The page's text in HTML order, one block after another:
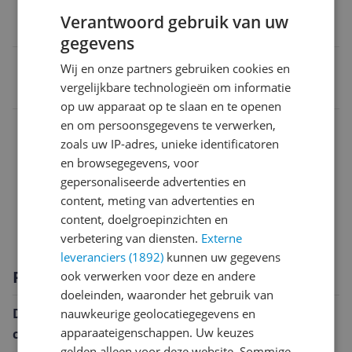
4211125400514
Afmetingen
Inhoud en samenstelling van dit artikel
Overige kenmerken
Wasvoorschrift
Productomschrijving
De Beurer HD 82 Stockholm warmtedeken
combineert Scandinavisch design met behaaglijke
Verantwoord gebruik van uw
gegevens
Wij en onze partners gebruiken cookies en
vergelijkbare technologieën om informatie
op uw apparaat op te slaan en te openen
en om persoonsgegevens te verwerken,
zoals uw IP-adres, unieke identificatoren
en browsegegevens, voor
gepersonaliseerde advertenties en
content, meting van advertenties en
content, doelgroepinzichten en
verbetering van diensten. Externe
leveranciers (1892) kunnen uw gegevens
ook verwerken voor deze en andere
doeleinden, waaronder het gebruik van
nauwkeurige geolocatiegegevens en
apparaateigenschappen. Uw keuzes